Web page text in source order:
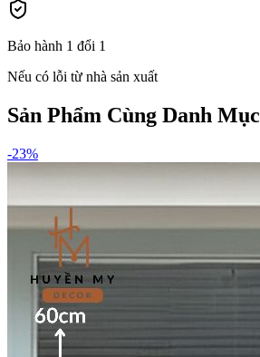
Bảo hành 1 đổi 1
Nếu có lỗi từ nhà sản xuất
Sản Phẩm Cùng Danh Mục
-23%